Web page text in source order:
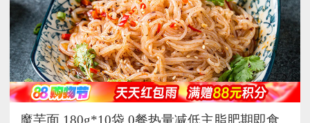
魔芋面 180g*10袋 0餐热量减低主脂肥期即食